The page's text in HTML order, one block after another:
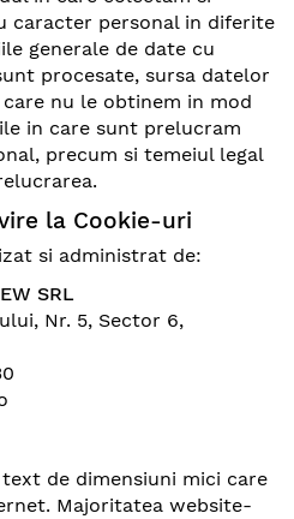
caracter personal in diferite
generale de date cu
procesate, sursa datelor
nu le obtinem in mod
in care sunt prelucram
precum si temeiul legal
la Cookie-uri
si administrat de:
SRL
Nr. 5, Sector 6,
de dimensiuni mici care
Majoritatea website-